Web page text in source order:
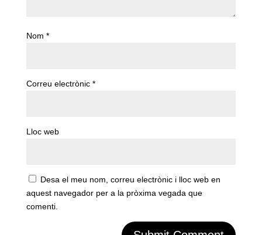
Nom *
Correu electrònic *
Lloc web
Desa el meu nom, correu electrònic i lloc web en
aquest navegador per a la pròxima vegada que
comenti.